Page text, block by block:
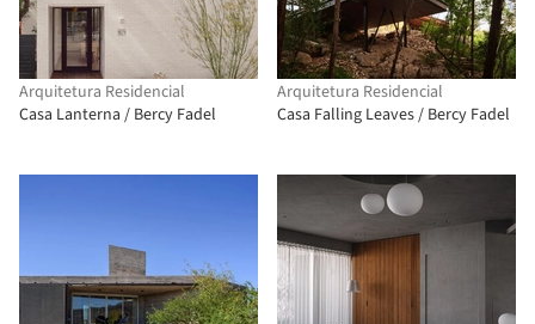
Arquitetura Residencial
Casa Lanterna / Bercy Fadel
Arquitetura Residencial
Casa Falling Leaves / Bercy Fadel